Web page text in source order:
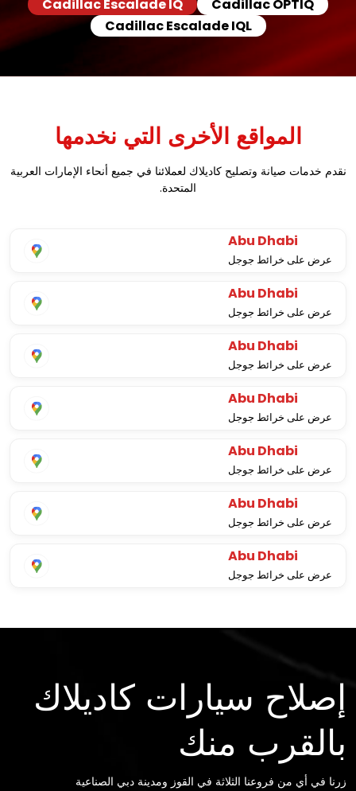
Cadillac OPTIQ
Cadillac Escalade IQ
Cadillac Escalade IQL
المواقع الأخرى التي نخدمها
نقدم خدمات صيانة وتصليح كاديلاك لعملائنا في جميع أنحاء الإمارات العربية
المتحدة.
Abu Dhabi
عرض على خرائط جوجل
Abu Dhabi
عرض على خرائط جوجل
Abu Dhabi
عرض على خرائط جوجل
Abu Dhabi
عرض على خرائط جوجل
Abu Dhabi
عرض على خرائط جوجل
Abu Dhabi
عرض على خرائط جوجل
Abu Dhabi
عرض على خرائط جوجل
إصلاح سيارات كاديلاك
بالقرب منك
زرنا في أي من فروعنا الثلاثة في القوز ومدينة دبي الصناعية